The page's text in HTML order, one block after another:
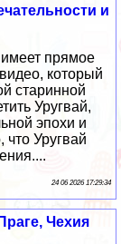
и
прямое
который
старинной
Уругвай,
эпохи и
Уругвай
24 06 2026 17:29:34
Чехия